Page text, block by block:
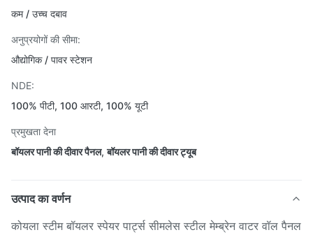
कम / उच्च दबाव
अनुप्रयोगों की सीमा:
औद्योगिक / पावर स्टेशन
NDE:
100% पीटी, 100 आरटी, 100% यूटी
प्रमुखता देना
बॉयलर पानी की दीवार पैनल,बॉयलर पानी की दीवार ट्यूब
उत्पाद का वर्णन
कोयला स्टीम बॉयलर स्पेयर पार्ट्स सीमलेस स्टील मेम्ब्रेन वाटर वॉल पैनल